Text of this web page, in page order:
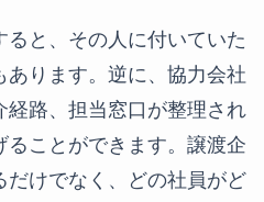
と、その人に付いていた
ります。逆に、協力会社
経路、担当窓口が整理され
ことができます。譲渡企
けでなく、どの社員がど